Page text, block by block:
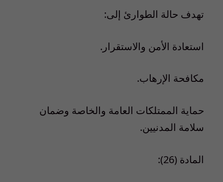
تهدف حالة الطوارئ إلى:
استعادة الأمن والاستقرار.
مكافحة الإرهاب.
حماية الممتلكات العامة والخاصة وضمان
سلامة المدنيين.
المادة (26):